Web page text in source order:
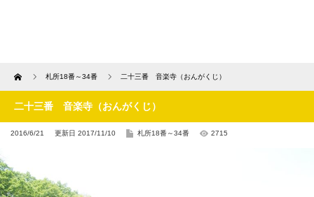
Home 札所18番～34番 二十三番 音楽寺（おんがくじ）
二十三番 音楽寺（おんがくじ）
2016/6/21 更新日 2017/11/10 札所18番～34番 2715